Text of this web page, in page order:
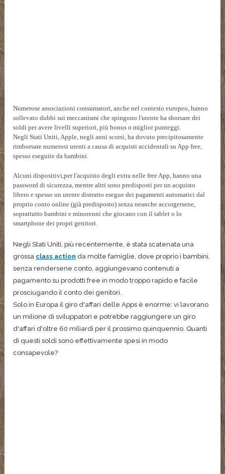
Numerose associazioni consumatori, anche nel contesto europeo, hanno
sollevato dubbi sui meccanismi che spingono l'utente ha sborsare dei
soldi per avere livelli superiori, più bonus o miglior punteggi.
Negli Stati Uniti, Apple, negli anni scorsi, ha dovuto precipitosamente
rimborsare numerosi utenti a causa di acquisti accidentali su App free,
spesso eseguite da bambini.
Alcuni dispositivi,per l'acquisto degli extra nelle free App, hanno una
password di sicurezza, mentre altri sono predisposti per un acquisto
libero e spesso un utente distratto esegue dei pagamenti automatici dal
proprio conto online (già predisposto) senza neanche accorgersene,
soprattutto bambini e minorenni che giocano con il tablet o lo
smartphone dei propri genitori.
Negli Stati Uniti, più recentemente, è stata scatenata una
grossa class action da molte famiglie, dove proprio i bambini,
senza rendersene conto, aggiungevano contenuti a
pagamento su prodotti free in modo troppo rapido e facile
prosciugando il conto dei genitori.
Solo in Europa il giro d'affari delle Apps è enorme: vi lavorano
un milione di sviluppatori e potrebbe raggiungere un giro
d'affari d'oltre 60 miliardi per il prossimo quinquennio. Quanti
di questi soldi sono effettivamente spesi in modo
consapevole?